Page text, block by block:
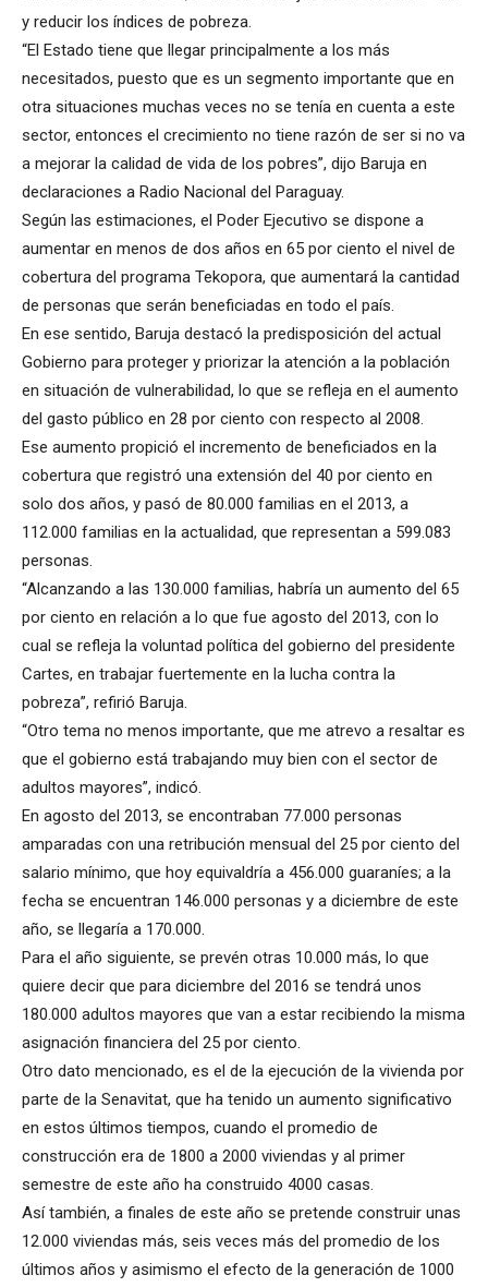
y reducir los índices de pobreza.
“El Estado tiene que llegar principalmente a los más
necesitados, puesto que es un segmento importante que en
otra situaciones muchas veces no se tenía en cuenta a este
sector, entonces el crecimiento no tiene razón de ser si no va
a mejorar la calidad de vida de los pobres”, dijo Baruja en
declaraciones a Radio Nacional del Paraguay.
Según las estimaciones, el Poder Ejecutivo se dispone a
aumentar en menos de dos años en 65 por ciento el nivel de
cobertura del programa Tekopora, que aumentará la cantidad
de personas que serán beneficiadas en todo el país.
En ese sentido, Baruja destacó la predisposición del actual
Gobierno para proteger y priorizar la atención a la población
en situación de vulnerabilidad, lo que se refleja en el aumento
del gasto público en 28 por ciento con respecto al 2008.
Ese aumento propició el incremento de beneficiados en la
cobertura que registró una extensión del 40 por ciento en
solo dos años, y pasó de 80.000 familias en el 2013, a
112.000 familias en la actualidad, que representan a 599.083
personas.
“Alcanzando a las 130.000 familias, habría un aumento del 65
por ciento en relación a lo que fue agosto del 2013, con lo
cual se refleja la voluntad política del gobierno del presidente
Cartes, en trabajar fuertemente en la lucha contra la
pobreza”, refirió Baruja.
“Otro tema no menos importante, que me atrevo a resaltar es
que el gobierno está trabajando muy bien con el sector de
adultos mayores”, indicó.
En agosto del 2013, se encontraban 77.000 personas
amparadas con una retribución mensual del 25 por ciento del
salario mínimo, que hoy equivaldría a 456.000 guaraníes; a la
fecha se encuentran 146.000 personas y a diciembre de este
año, se llegaría a 170.000.
Para el año siguiente, se prevén otras 10.000 más, lo que
quiere decir que para diciembre del 2016 se tendrá unos
180.000 adultos mayores que van a estar recibiendo la misma
asignación financiera del 25 por ciento.
Otro dato mencionado, es el de la ejecución de la vivienda por
parte de la Senavitat, que ha tenido un aumento significativo
en estos últimos tiempos, cuando el promedio de
construcción era de 1800 a 2000 viviendas y al primer
semestre de este año ha construido 4000 casas.
Así también, a finales de este año se pretende construir unas
12.000 viviendas más, seis veces más del promedio de los
últimos años y asimismo el efecto de la generación de 1000